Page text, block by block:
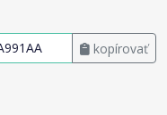
kopírovať